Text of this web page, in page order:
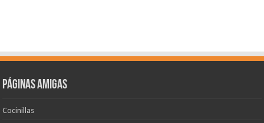
Páginas amigas
Cocinillas